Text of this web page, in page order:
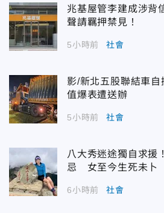
兆基屋管李建成涉
聲請羈押禁見！
5小時前 社會
影/新北五股聯結車
值爆表遭送辦
5小時前 社會
八大秀迷途獨自求援
忌 女至今生死未卜
6小時前 社會